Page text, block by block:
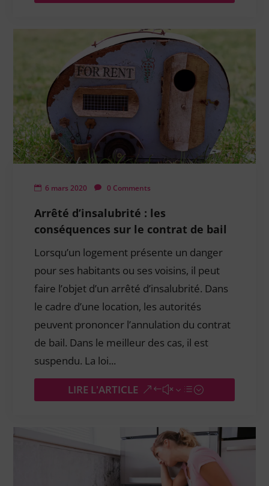
6 mars 2020 0 Comments
Arrêté d’insalubrité : les
conséquences sur le contrat de bail
Lorsqu’un logement présente un danger
pour ses habitants ou ses voisins, il peut
faire l’objet d’un arrêté d’insalubrité. Dans
le cadre d’une location, les autorités
peuvent prononcer l’annulation du contrat
de bail. Dans le meilleur des cas, il est
suspendu. La loi...
LIRE L'ARTICLE